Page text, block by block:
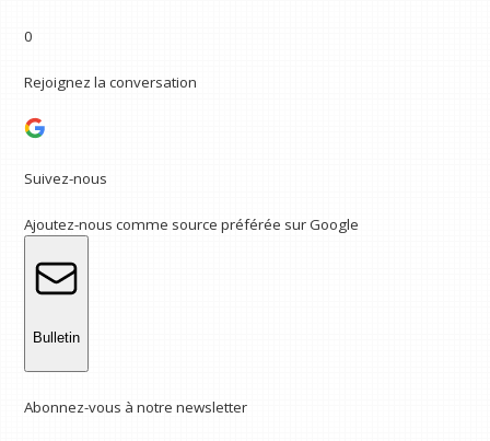
0
Rejoignez la conversation
Suivez-nous
Ajoutez-nous comme source préférée sur Google
Bulletin
Abonnez-vous à notre newsletter